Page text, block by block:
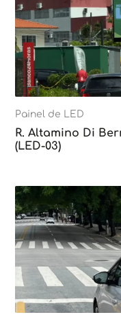
Painel de LED
R. Altamino Di
(LED-03)